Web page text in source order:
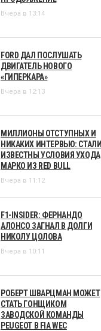
Вчера в 13:14
FORD ДАЛ ПОСЛУШАТЬ
ДВИГАТЕЛЬ НОВОГО
«ГИПЕРКАРА»
Вчера в 12:13
МИЛЛИОНЫ ОТСТУПНЫХ И
НИКАКИХ ИНТЕРВЬЮ: СТАЛИ
ИЗВЕСТНЫ УСЛОВИЯ УХОДА
МАРКО ИЗ RED BULL
Вчера в 11:12
F1-INSIDER: ФЕРНАНДО
АЛОНСО ЗАГНАЛ В ДОЛГИ
НИКОЛУ ЦОЛОВА
Вчера в 10:11
РОБЕРТ ШВАРЦМАН МОЖЕТ
СТАТЬ ГОНЩИКОМ
ЗАВОДСКОЙ КОМАНДЫ
PEUGEOT В FIA WEC